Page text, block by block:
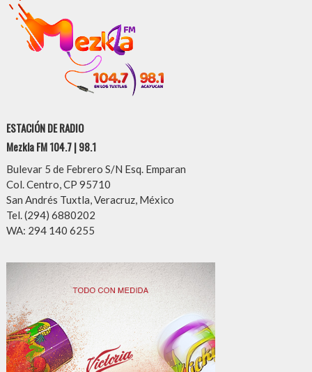
ESTACIÓN DE RADIO
Mezkla FM 104.7 | 98.1
Bulevar 5 de Febrero S/N Esq. Emparan
Col. Centro, CP 95710
San Andrés Tuxtla, Veracruz, México
Tel. (294) 6880202
WA: 294 140 6255